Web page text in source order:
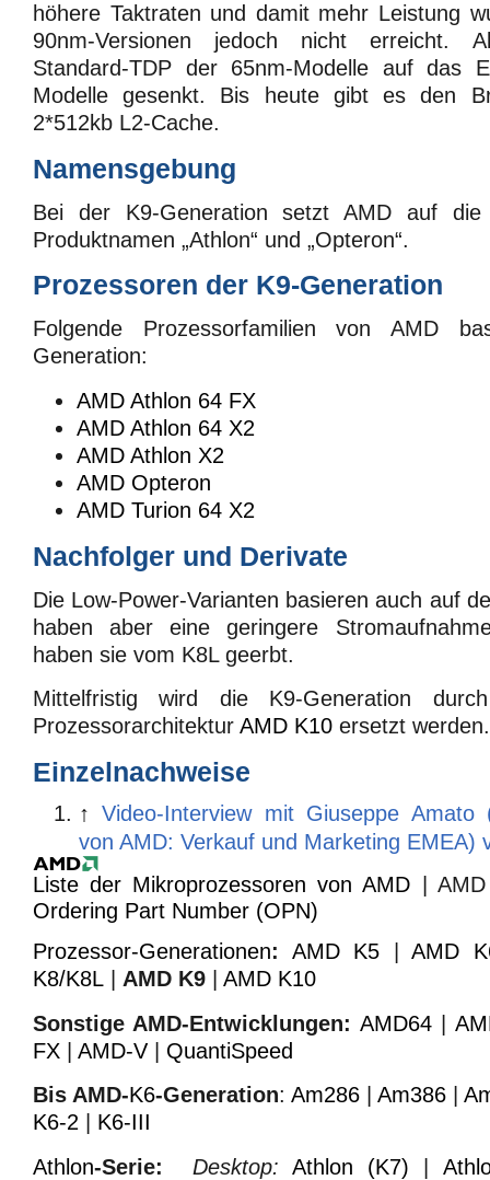
höhere Taktraten und damit mehr Leistung
90nm-Versionen jedoch nicht erreicht.
Standard-TDP der 65nm-Modelle auf das
Modelle gesenkt. Bis heute gibt es den
2*512kb L2-Cache.
Namensgebung
Bei der K9-Generation setzt AMD auf
Produktnamen „Athlon“ und „Opteron“.
Prozessoren der K9-Generation
Folgende Prozessorfamilien von AMD
Generation:
AMD Athlon 64 FX
AMD Athlon 64 X2
AMD Athlon X2
AMD Opteron
AMD Turion 64 X2
Nachfolger und Derivate
Die Low-Power-Varianten basieren auch auf
haben aber eine geringere
haben sie vom K8L geerbt.
Mittelfristig wird die K9-Generation
Prozessorarchitektur AMD K10 ersetzt werden.
Einzelnachweise
↑ Video-Interview mit Giuseppe Amato
von AMD: Verkauf und Marketing EMEA)
Liste der Mikroprozessoren von AMD |
Ordering Part Number (OPN)
Prozessor-Generationen: AMD K5 |AMD
K8/K8L
AMD K9
AMD K10
Sonstige AMD-Entwicklungen: AMD64 |
FX | AMD-V | QuantiSpeed
Bis AMD-K6-Generation: Am286 Am386
K6-2
K6-III
Athlon-Serie: Desktop: Athlon (K7)